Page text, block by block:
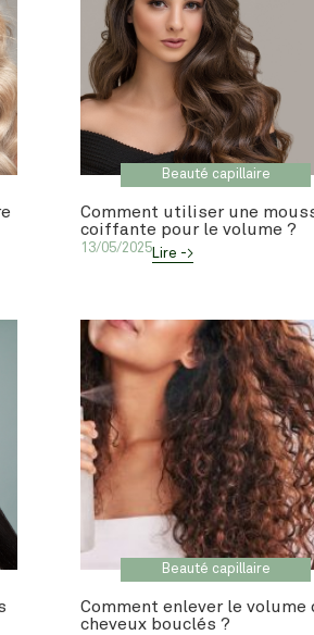
Beauté capillaire
Comment utiliser une
coiffante pour le volume ?
13/05/2025Lire ->
Beauté capillaire
Comment enlever le volume
cheveux bouclés ?